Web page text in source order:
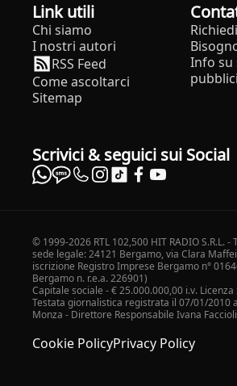
Link utili
Chi siamo
I nostri autori
RSS Feed
Come ascoltarci
Sitemap
Info su
Scrivici & seguici sui Social
© 1999-2026 RTL 102,500 HIT RADIO S.R.L.
sede legale: 24121 Bergamo, via Clara Maffei,
iscrizione Registro Imprese Bergamo n°
Bergamo n. r.e.a. 226901)
Capitale sociale - € 25.000.000,00 i.v.
Testata giornalistica registrata il 07/01/2010
Monza - Direttore Responsabile Ivana Faccioli
Cookie PolicyPrivacy Policy